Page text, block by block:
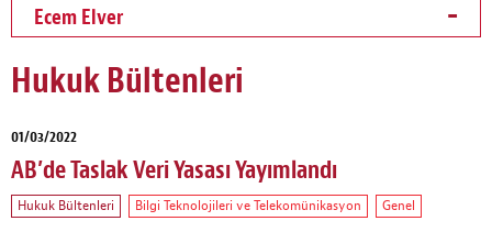
Ecem Elver
Hukuk Bültenleri
01/03/2022
AB’de Taslak Veri Yasası Yayımlandı
Hukuk Bültenleri Bilgi Teknolojileri ve Telekomünikasyon Genel